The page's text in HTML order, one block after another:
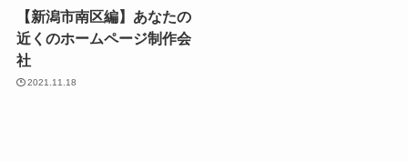
【新潟市南区編】あなたの
近くのホームページ制作会
社
2021.11.18